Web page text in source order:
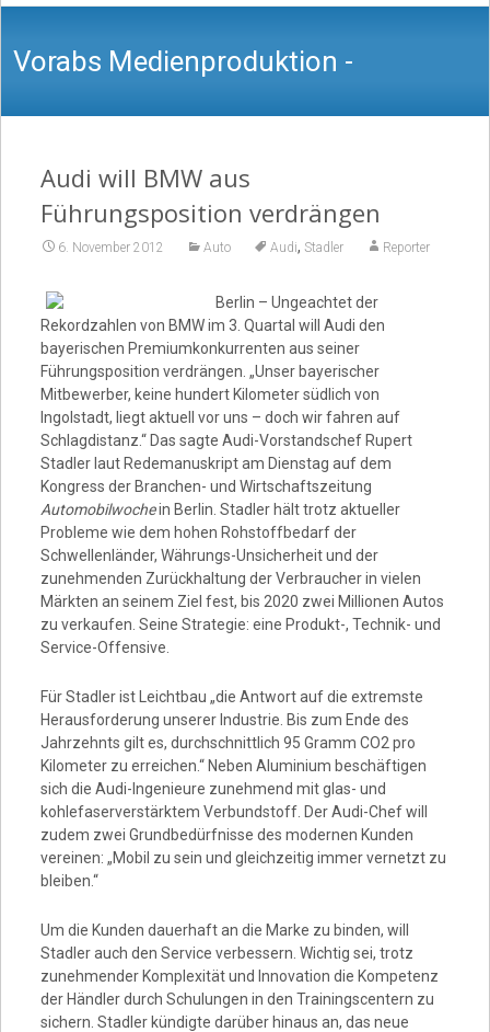
Vorabs Medienproduktion -
Nachrichten, Texte, Podcast, O-Töne,
Audi will BMW aus
Führungsposition verdrängen
6. November 2012 Auto Audi, Stadler Reporter
Berlin – Ungeachtet der
Rekordzahlen von BMW im 3. Quartal will Audi den
bayerischen Premiumkonkurrenten aus seiner
Führungsposition verdrängen. „Unser bayerischer
Mitbewerber, keine hundert Kilometer südlich von
Ingolstadt, liegt aktuell vor uns – doch wir fahren auf
Schlagdistanz.“ Das sagte Audi-Vorstandschef Rupert
Stadler laut Redemanuskript am Dienstag auf dem
Kongress der Branchen- und Wirtschaftszeitung
Automobilwochein Berlin. Stadler hält trotz aktueller
Probleme wie dem hohen Rohstoffbedarf der
Schwellenländer, Währungs-Unsicherheit und der
zunehmenden Zurückhaltung der Verbraucher in vielen
Märkten an seinem Ziel fest, bis 2020 zwei Millionen Autos
zu verkaufen. Seine Strategie: eine Produkt-, Technik- und
Service-Offensive.
Für Stadler ist Leichtbau „die Antwort auf die extremste
Herausforderung unserer Industrie. Bis zum Ende des
Jahrzehnts gilt es, durchschnittlich 95 Gramm CO2 pro
Kilometer zu erreichen.“ Neben Aluminium beschäftigen
sich die Audi-Ingenieure zunehmend mit glas- und
kohlefaserverstärktem Verbundstoff. Der Audi-Chef will
zudem zwei Grundbedürfnisse des modernen Kunden
vereinen: „Mobil zu sein und gleichzeitig immer vernetzt zu
bleiben.“
Um die Kunden dauerhaft an die Marke zu binden, will
Stadler auch den Service verbessern. Wichtig sei, trotz
zunehmender Komplexität und Innovation die Kompetenz
der Händler durch Schulungen in den Trainingscentern zu
sichern. Stadler kündigte darüber hinaus an, das neue